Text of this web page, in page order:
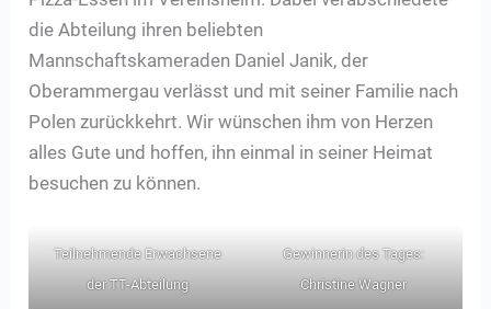
die Abteilung ihren beliebten
Mannschaftskameraden Daniel Janik, der
Oberammergau verlässt und mit seiner Familie nach
Polen zurückkehrt. Wir wünschen ihm von Herzen
alles Gute und hoffen, ihn einmal in seiner Heimat
besuchen zu können.
Teilnehmende Erwachsene
der TT-Abteilung
Gewinnerin des Tages:
Christine Wagner